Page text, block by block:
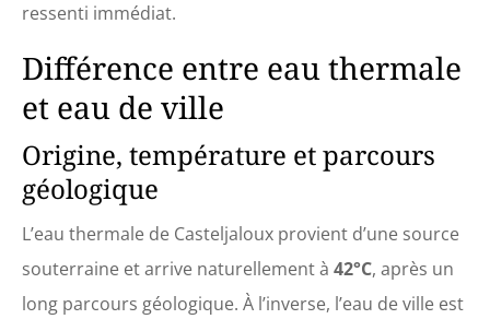
ressenti immédiat.
Différence entre eau thermale
et eau de ville
Origine, température et parcours
géologique
L’eau thermale de Casteljaloux provient d’une source
souterraine et arrive naturellement à 42°C, après un
long parcours géologique. À l’inverse, l’eau de ville est